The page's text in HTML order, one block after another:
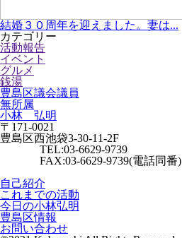
結婚３０周年を迎えました。妻は...
カテゴリー
活動報告
イベント
グルメ
銭湯
豊島区議会議員
無所属
小林 弘明
〒171-0021
豊島区西池袋3-30-11-2F
TEL:03-6629-9739
FAX:03-6629-9739(電話同番)
自己紹介
これまでの活動
今日の小林弘明
豊島区情報
お問い合わせ